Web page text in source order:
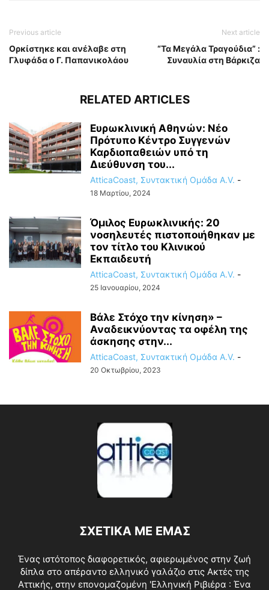
Previous article
Ορκίστηκε και ανέλαβε στη
Γλυφάδα ο Γ. Παπανικολάου
Next article
“Τα Μεγάλα Τραγούδια” :
Συναυλία στη Βάρκιζα
RELATED ARTICLES
Ευρωκλινική Αθηνών: Νέο
Πρότυπο Κέντρο Συγγενών
Καρδιοπαθειών υπό τη
Διεύθυνση του...
AtticaCoast, Συντακτική Ομάδα A.V. -
18 Μαρτίου, 2024
Όμιλος Ευρωκλινικής: 20
νοσηλευτές πιστοποιήθηκαν με
τον τίτλο του Κλινικού
Εκπαιδευτή
AtticaCoast, Συντακτική Ομάδα A.V. -
25 Ιανουαρίου, 2024
Βάλε Στόχο την κίνηση» –
Αναδεικνύοντας τα οφέλη της
άσκησης στην...
AtticaCoast, Συντακτική Ομάδα A.V. -
20 Οκτωβρίου, 2023
ΣΧΕΤΙΚΑ ΜΕ ΕΜΑΣ
Ένας ιστότοπος διαφορετικός, αφιερωμένος στην ζωή
δίπλα στο απέραντο ελληνικό γαλάζιο στις Ακτές της
Αττικής, στην επονομαζομένη 'Ελληνική Ριβιέρα : Ένα